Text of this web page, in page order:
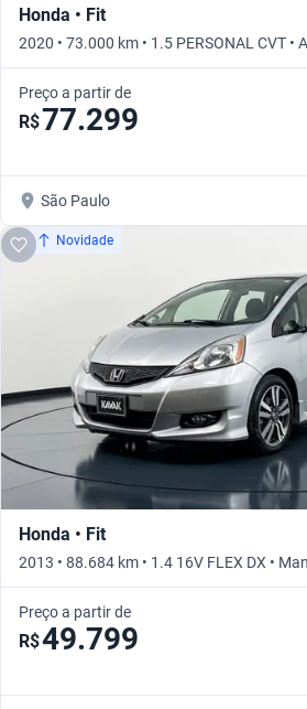
Honda • Fit
2020 • 73.000 km • 1.5 PERSONAL CVT •
Preço a partir de
R$77.299
São Paulo
Novidade
Honda • Fit
2013 • 88.684 km • 1.4 16V FLEX DX •
Preço a partir de
R$49.799